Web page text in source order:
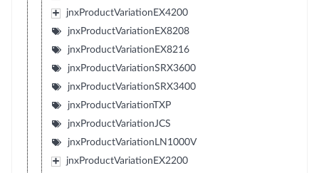
jnxProductVariationEX4200
jnxProductVariationEX8208
jnxProductVariationEX8216
jnxProductVariationSRX3600
jnxProductVariationSRX3400
jnxProductVariationTXP
jnxProductVariationJCS
jnxProductVariationLN1000V
jnxProductVariationEX2200